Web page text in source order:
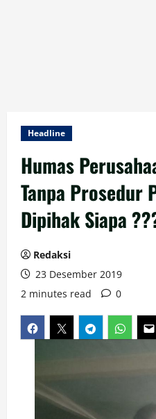
Headline
Humas
Tanpa Prosedur
Dipihak Siapa
Redaksi
23 Desember 2019
2 minutes read
0